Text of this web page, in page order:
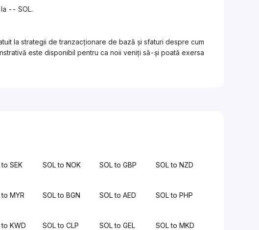
-- SOL.
la strategii de tranzacționare de bază și sfaturi despre cum
este disponibil pentru ca noii veniți să-și poată exersa
to SEK SOL to NOK SOL to GBP SOL to NZD
to MYR SOL to BGN SOL to AED SOL to PHP
to KWD SOL to CLP SOL to GEL SOL to MKD